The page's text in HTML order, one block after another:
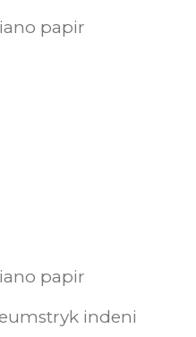
papir
papir
indeni